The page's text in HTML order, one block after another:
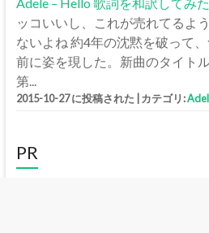
ッコいいし、これが売れてるよ
ないよね 約4年の沈黙を破って
前に姿を現した。新曲のタイト
第...
2015-10-27 に投稿された カテゴリ:
PR